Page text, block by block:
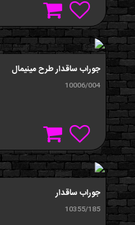
جوراب ساقدار طرح مینیمال
10006/004
جوراب ساقدار
10355/185